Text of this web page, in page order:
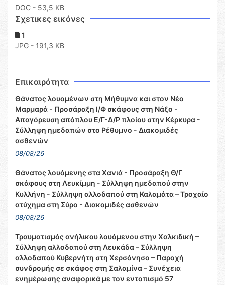
DOC - 53,5 KB
Σχετικες εικόνες
1
JPG - 191,3 KB
Επικαιρότητα
Θάνατος λουομένων στη Μήθυμνα και στον Νέο
Μαρμαρά - Προσάραξη Ι/Φ σκάφους στη Νάξο -
Απαγόρευση απόπλου Ε/Γ-Δ/Ρ πλοίου στην Κέρκυρα -
Σύλληψη ημεδαπών στο Ρέθυμνο - Διακομιδές
ασθενών
08/08/26
Θάνατος λουόμενης στα Χανιά - Προσάραξη Θ/Γ
σκάφους στη Λευκίμμη - Σύλληψη ημεδαπού στην
Κυλλήνη - Σύλληψη αλλοδαπού στη Καλαμάτα – Τροχαίο
ατύχημα στη Σύρο - Διακομιδές ασθενών
08/08/26
Τραυματισμός ανήλικου λουόμενου στην Χαλκιδική –
Σύλληψη αλλοδαπού στη Λευκάδα – Σύλληψη
αλλοδαπού Κυβερνήτη στη Χερσόνησο – Παροχή
συνδρομής σε σκάφος στη Σαλαμίνα – Συνέχεια
ενημέρωσης αναφορικά με τον εντοπισμό 57